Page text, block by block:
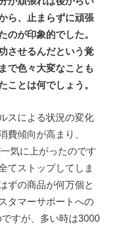
ら、止まらずに頑張
のが印象的でした。
させるんだという覚
で色々大変なことも
ことは何でしょう。
スによる状況の変化
費傾向が高まり、
気に上がったのです
てストップしてしま
ずの商品が何万個と
タマーサポートへの
すが、多い時は3000